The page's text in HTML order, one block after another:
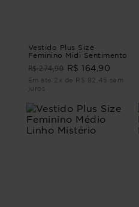
Vestido Plus Size
Feminino Midi Sentimento
R$ 274,90 R$ 164,90
Em até 2x de R$ 82,45 sem
juros